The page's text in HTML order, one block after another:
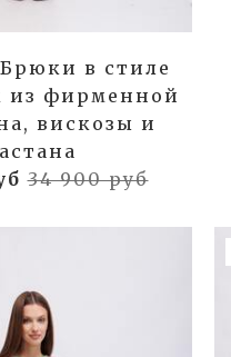
в стиле
фирменной
вискозы и
34 900 руб